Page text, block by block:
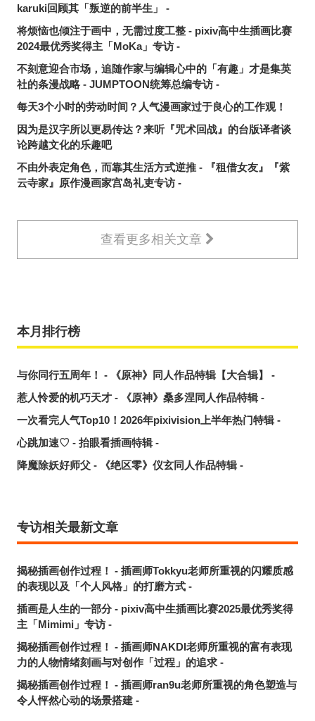
karuki回顾其「叛逆的前半生」 -
将烦恼也倾注于画中，无需过度工整 - pixiv高中生插画比赛
2024最优秀奖得主「MoKa」专访 -
不刻意迎合市场，追随作家与编辑心中的「有趣」才是集英
社的条漫战略 - JUMPTOON统筹总编专访 -
每天3个小时的劳动时间？人气漫画家过于良心的工作观！
因为是汉字所以更易传达？来听『咒术回战』的台版译者谈
论跨越文化的乐趣吧
不由外表定角色，而靠其生活方式逆推 - 『租借女友』『紫
云寺家』原作漫画家宫岛礼吏专访 -
查看更多相关文章
本月排行榜
与你同行五周年！ - 《原神》同人作品特辑【大合辑】 -
惹人怜爱的机巧天才 - 《原神》桑多涅同人作品特辑 -
一次看完人气Top10！2026年pixivision上半年热门特辑 -
心跳加速♡ - 抬眼看插画特辑 -
降魔除妖好师父 - 《绝区零》仪玄同人作品特辑 -
专访相关最新文章
揭秘插画创作过程！ - 插画师Tokkyu老师所重视的闪耀质感
的表现以及「个人风格」的打磨方式 -
插画是人生的一部分 - pixiv高中生插画比赛2025最优秀奖得
主「Mimimi」专访 -
揭秘插画创作过程！ - 插画师NAKDI老师所重视的富有表现
力的人物情绪刻画与对创作「过程」的追求 -
揭秘插画创作过程！ - 插画师ran9u老师所重视的角色塑造与
令人怦然心动的场景搭建 -